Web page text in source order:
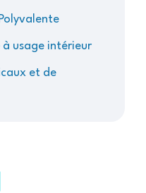
usage intérieur
et de